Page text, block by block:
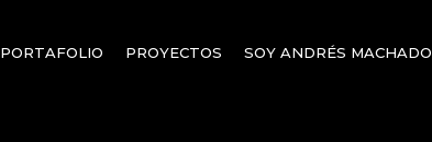
PORTAFOLIO PROYECTOS SOY ANDRÉS MACHADO